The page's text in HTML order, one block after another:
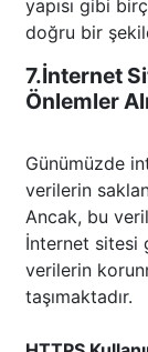
yapısı gibi
doğru bir
7.İnternet
Önlemler
Günümüzde
verilerin
Ancak, bu
İnternet sitesi
verilerin
taşımaktadır.